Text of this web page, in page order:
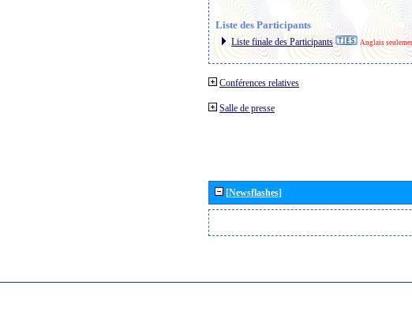
Liste des Participants
Liste finale des Participants Anglais
Conférences relatives
Salle de presse
[Newsflashes]